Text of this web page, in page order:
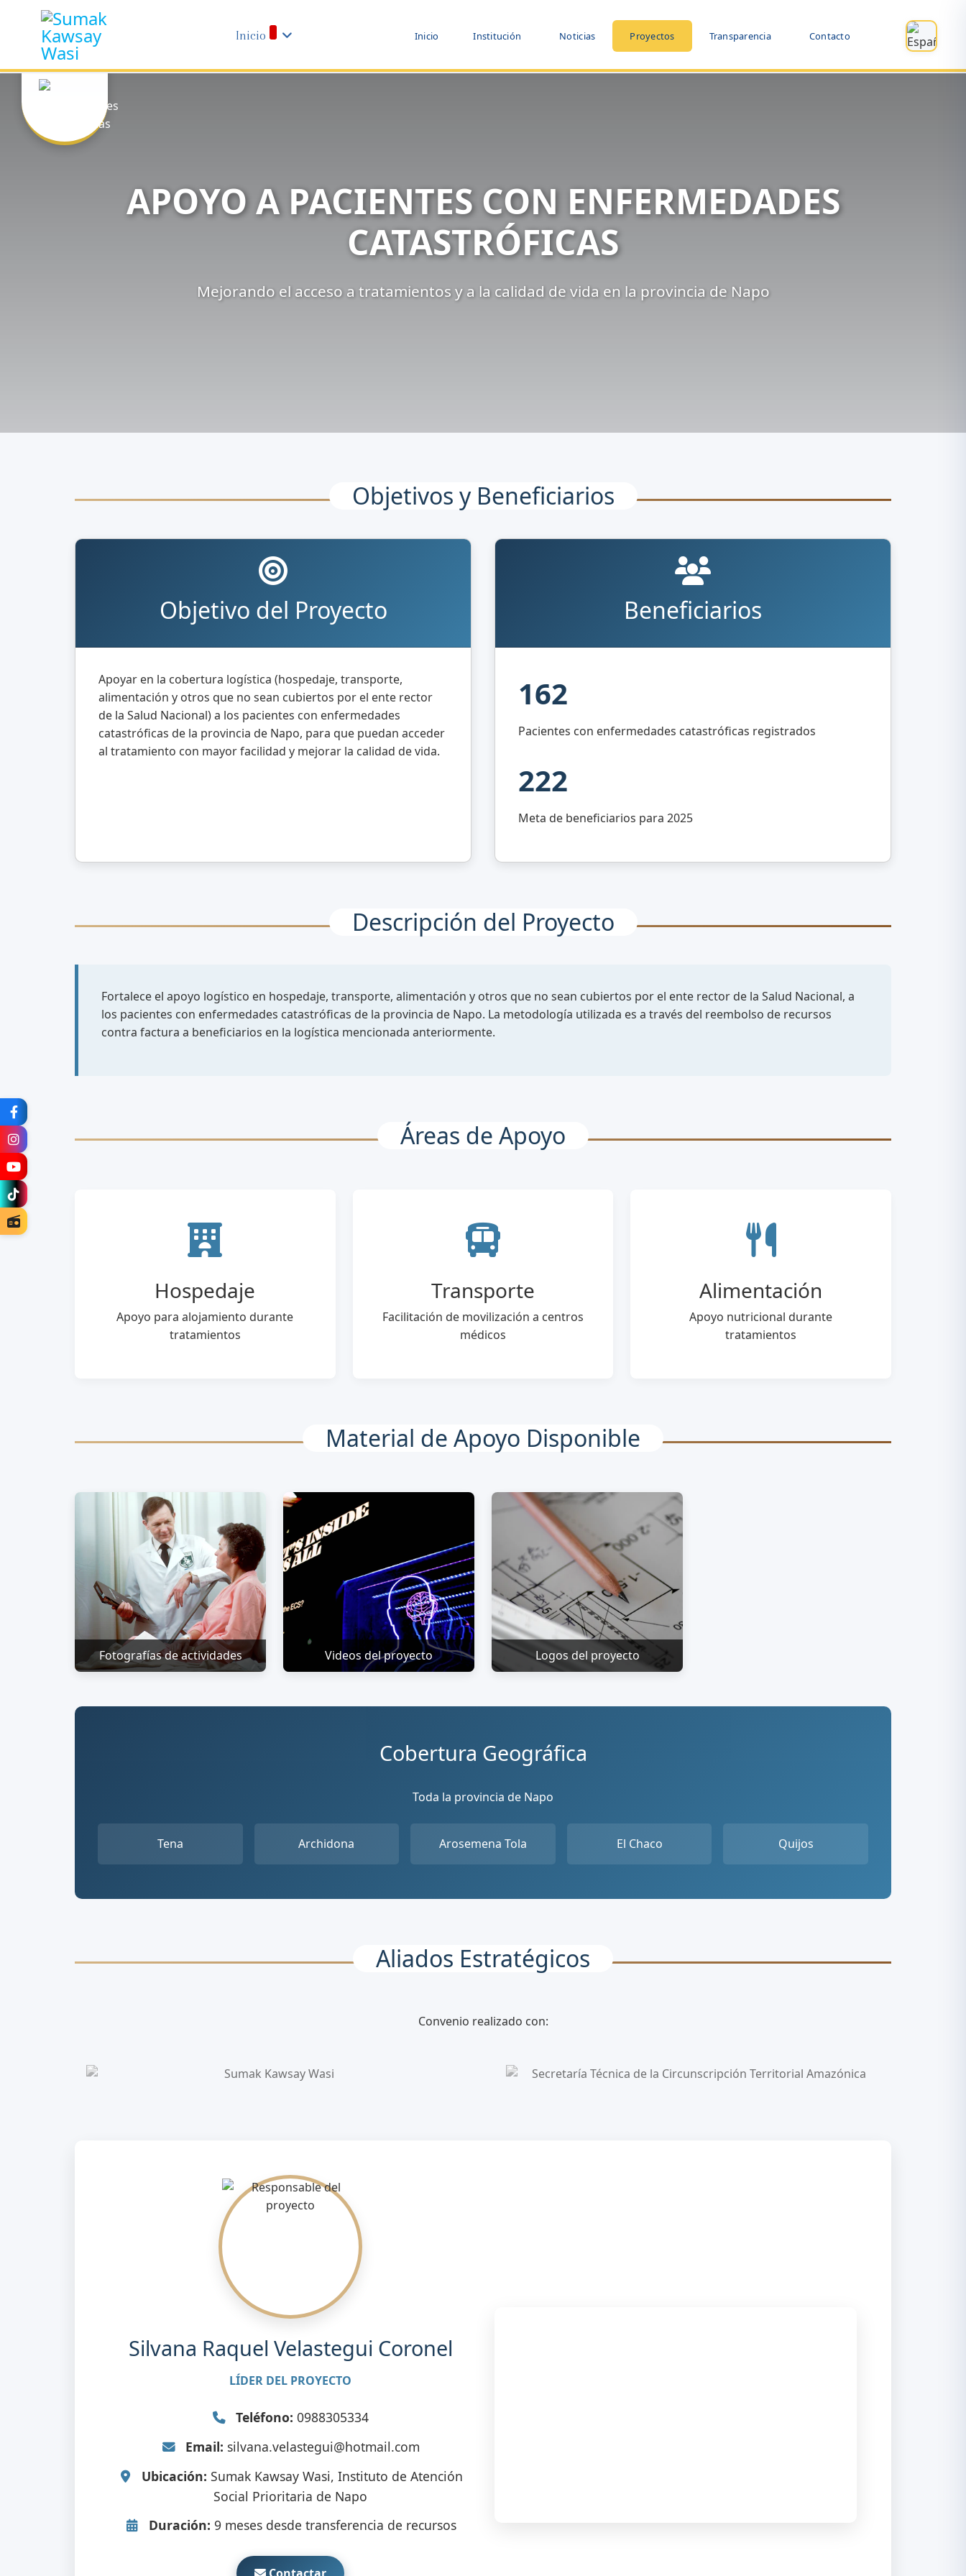
Inicio Inicio Institución Noticias Proyectos Transparencia Contacto
APOYO A PACIENTES CON ENFERMEDADES
CATASTRÓFICAS
Mejorando el acceso a tratamientos y a la calidad de vida en la provincia de Napo
Objetivos y Beneficiarios
Objetivo del Proyecto
Apoyar en la cobertura logística (hospedaje, transporte,
alimentación y otros que no sean cubiertos por el ente rector
de la Salud Nacional) a los pacientes con enfermedades
catastróficas de la provincia de Napo, para que puedan acceder
al tratamiento con mayor facilidad y mejorar la calidad de vida.
Beneficiarios
162
Pacientes con enfermedades catastróficas registrados
222
Meta de beneficiarios para 2025
Descripción del Proyecto
Fortalece el apoyo logístico en hospedaje, transporte, alimentación y otros que no sean cubiertos por el ente rector de la Salud Nacional, a
los pacientes con enfermedades catastróficas de la provincia de Napo. La metodología utilizada es a través del reembolso de recursos
contra factura a beneficiarios en la logística mencionada anteriormente.
Áreas de Apoyo
Hospedaje
Apoyo para alojamiento durante
tratamientos
Transporte
Facilitación de movilización a centros
médicos
Alimentación
Apoyo nutricional durante
tratamientos
Material de Apoyo Disponible
Fotografías de actividades Videos del proyecto Logos del proyecto
Cobertura Geográfica
Toda la provincia de Napo
Tena Archidona Arosemena Tola El Chaco Quijos
Aliados Estratégicos
Convenio realizado con:
Silvana Raquel Velastegui Coronel
LÍDER DEL PROYECTO
Teléfono: 0988305334
Email: silvana.velastegui@hotmail.com
Ubicación: Sumak Kawsay Wasi, Instituto de Atención
Social Prioritaria de Napo
Duración: 9 meses desde transferencia de recursos